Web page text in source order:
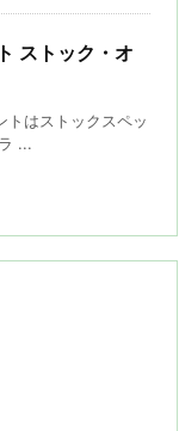
ストック・オ
トはストックスペッ
...